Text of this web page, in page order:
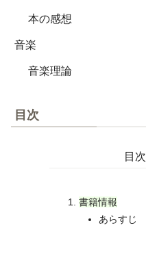
本の感想
音楽
音楽理論
目次
目次
書籍情報
あらすじ